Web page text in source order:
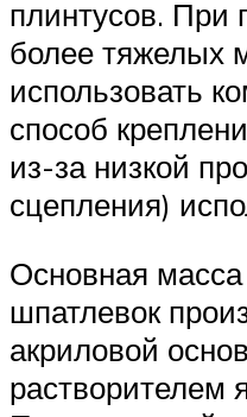
плинтусов. При
более тяжелых
использовать
способ
из-за низкой
сцепления)
Основная
шпатлевок
акриловой
растворителем